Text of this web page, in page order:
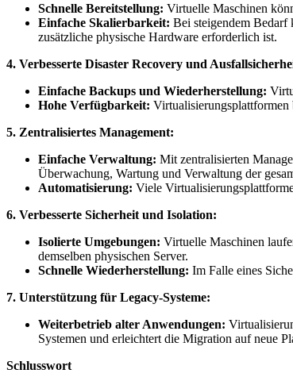
Schnelle Bereitstellung: Virtuelle Maschinen
Einfache Skalierbarkeit: Bei steigendem Bedarf
zusätzliche physische Hardware erforderlich ist.
4. Verbesserte Disaster Recovery und
Einfache Backups und Wiederherstellung:
Hohe Verfügbarkeit:
5. Zentralisiertes Management:
Einfache Verwaltung: Mit zentralisierten
Überwachung, Wartung und Verwaltung der
Automatisierung: Viele
6. Verbesserte Sicherheit und Isolation:
Isolierte Umgebungen: Virtuelle Maschinen
demselben physischen Server.
Schnelle Wiederherstellung: Im Falle eines
7. Unterstützung für Legacy-Systeme:
Weiterbetrieb alter Anwendungen:
Systemen und erleichtert die Migration auf neue
Schlusswort